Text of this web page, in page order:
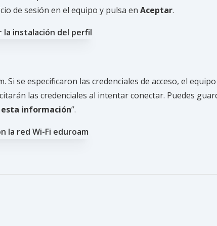
de sesión en el equipo y pulsa enAceptar.
se especificaron las credenciales de acceso, el
las credenciales al intentar conectar. Puedes
esta información”.